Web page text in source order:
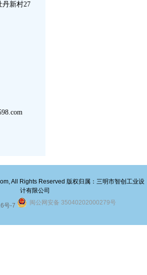
丹新村27
All Rights Reserved 版权归属：三明市智创工业设
计有限公司
号-7 闽公网安备 35040202000279号